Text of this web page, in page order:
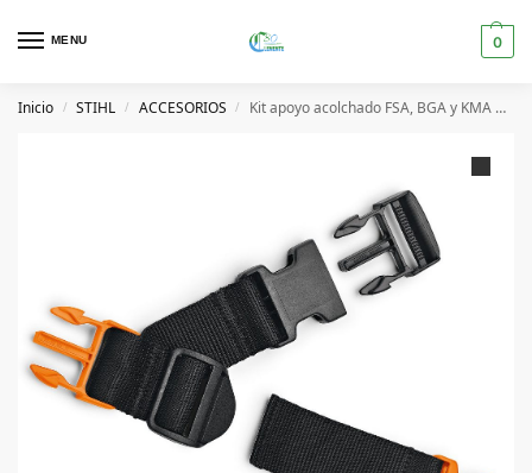
MENU 0
Inicio / STIHL / ACCESORIOS / Kit apoyo acolchado FSA, BGA y KMA STIHL